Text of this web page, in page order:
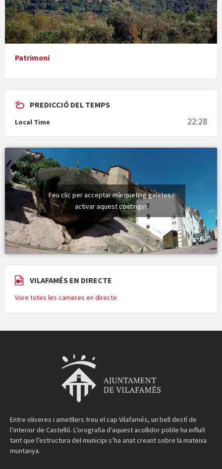
Presentació del llibre &quot;La mare&quot;, d'Emma Zafon
En Bum
Vermuts a la Font. Hit parit
Patrimoni
PREDICCIÓ DEL TEMPS
Local Time 22:28
Feu clic per acceptar màrqueting galetes i
activar aquest contingut
VILAFAMÉS EN DIRECTE
Vore totes les cameres en directe
Entre oliveres i ametllers treu el cap Vilafamés, un bell destí de
l’interior de Castelló. L’orografia d’aquest acollidor poble ha influït
tant que l’estructura del municipi s’ha anat creant sobre la mateixa
muntanya.